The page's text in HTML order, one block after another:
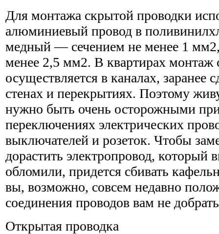
Для монтажа скрытой проводки
алюминиевый провод в
медный — сечением не менее 1
менее 2,5 мм2. В квартирах монтаж
осуществляется в каналах, заранее
стенах и перекрытиях. Поэтому
нужно быть очень осторожными
переключениях электрических
выключателей и розеток. Чтобы
дорастить электропровод, который
обломили, придется сбивать
вы, возможно, совсем недавно
соединения проводов вам не
Открытая проводка